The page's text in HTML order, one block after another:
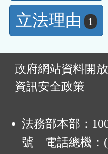
立法理由 1
政府網站資料開
資訊安全政策
法務部本部：
號 電話總機：